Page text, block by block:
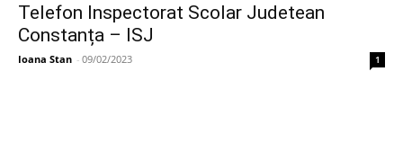
Telefon Inspectorat Scolar Judetean
Constanța – ISJ
Ioana Stan - 09/02/2023 1